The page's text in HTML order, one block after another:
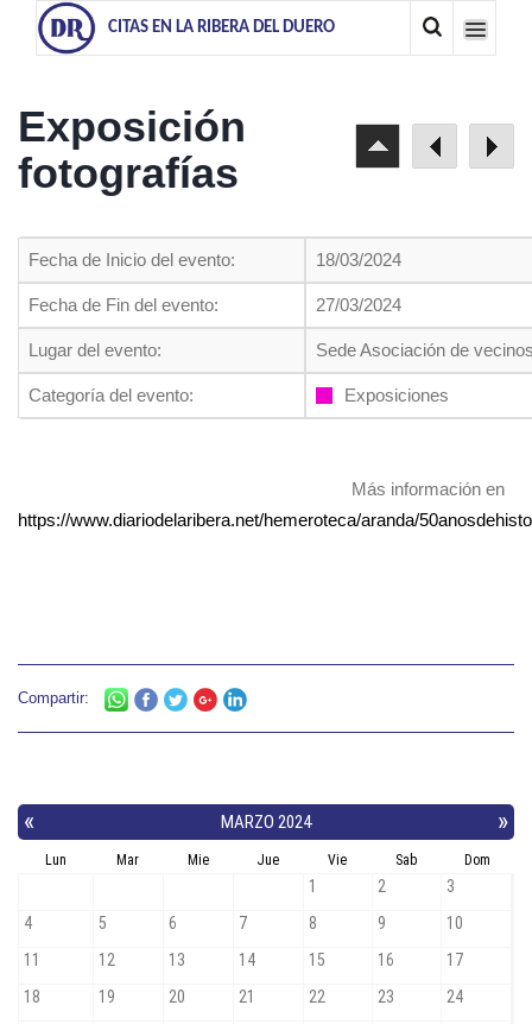
CITAS EN LA RIBERA DEL DUERO
Exposición
fotografías
Fecha de Inicio del evento: 18/03/2024
Fecha de Fin del evento: 27/03/2024
Lugar del evento: Sede Asociación de
Categoría del evento: Exposiciones
Más información en
https://www.diariodelaribera.net/hemeroteca/aranda/
Compartir: